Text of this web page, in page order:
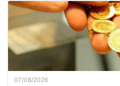
07/08/2026